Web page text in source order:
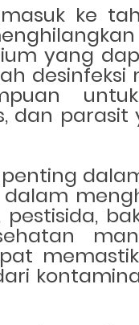
ke
yang
desinfeksi
dan parasit